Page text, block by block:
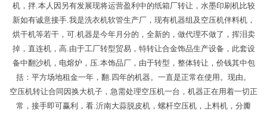
机，拌.本人因另有发展现将运营盈利中的纸箱厂转让，水墨印刷机比较
新如有诚意接手.我是洗衣机软管生产厂，现有机器组及空压机伴料机，
烘干机等若干，可.机器是今年月分的，全新的，做代理不做了，挥泪卖
掉，直连机，高.由于工厂转型贸易，特转让合金饰品生产设备，此套设
备中翻沙机，电熔炉，压.本饰品厂，由于转型，整体转让，价钱其中包
括：平方场地租金一年，翻.四年的机器。一直是正常在使用。现由。
空压机转让合同因换大机子，急需处理空压机一台，机器正在用着一切正
常，接手即可赢利，看.沂南大蒜脱皮机，螺杆空压机，上料机，分瓣